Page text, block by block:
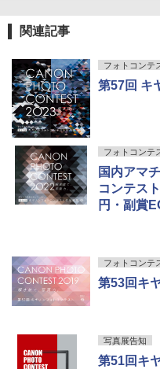
関連記事
フォトコンテ
第57回 キ
フォトコンテ
国内アマ
コンテス
円・副賞
フォトコンテ
第53回キ
写真展告知
第51回キ